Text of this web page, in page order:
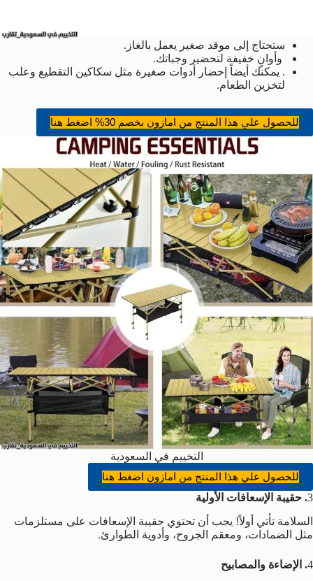
ستحتاج إلى موقد صغير يعمل بالغاز.
وأوانٍ خفيفة لتحضير وجباتك.
. يمكنك أيضاً إحضار أدوات صغيرة مثل سكاكين التقطيع وعلب
لتخزين الطعام.
للحصول علي هذا المنتج من امازون بخصم 30% اضغط هنا
التخييم في السعودية
للحصول علي هذا المنتج من امازون اضغط هنا
3. حقيبة الإسعافات الأولية
السلامة تأتي أولاً! يجب أن تحتوي حقيبة الإسعافات على مستلزمات
مثل الضمادات، ومعقم الجروح، وأدوية الطوارئ.
4. الإضاءة والمصابيح